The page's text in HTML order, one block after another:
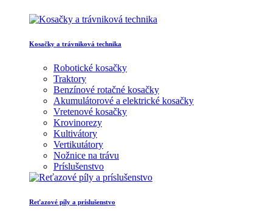
Kosačky a trávniková technika
Robotické kosačky
Traktory
Benzínové rotačné kosačky
Akumulátorové a elektrické kosačky
Vretenové kosačky
Krovinorezy
Kultivátory
Vertikutátory
Nožnice na trávu
Príslušenstvo
Reťazové píly a príslušenstvo